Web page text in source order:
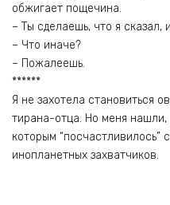
обжигает пощечина.
– Ты сделаешь, что я сказал,
– Что иначе?
– Пожалеешь.
******
Я не захотела становиться
тирана-отца. Но меня нашли,
которым “посчастливилось”
инопланетных захватчиков.